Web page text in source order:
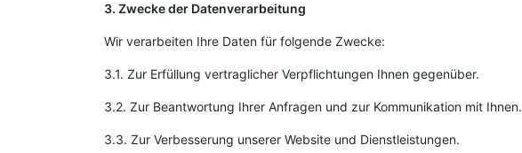
3. Zwecke der Datenverarbeitung
Wir verarbeiten Ihre Daten für folgende Zwecke:
3.1. Zur Erfüllung vertraglicher Verpflichtungen Ihnen gegenüber.
3.2. Zur Beantwortung Ihrer Anfragen und zur Kommunikation mit Ihnen.
3.3. Zur Verbesserung unserer Website und Dienstleistungen.